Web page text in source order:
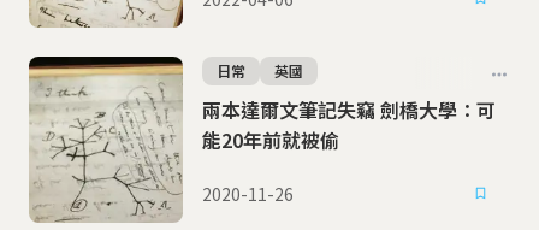
兩本達爾文筆記失竊 劍橋大學：可
能20年前就被偷
日常 英國
2020-11-26